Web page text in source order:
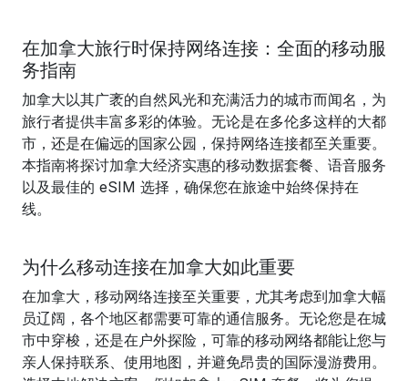
在加拿大旅行时保持网络连接：全面的移动服
务指南
加拿大以其广袤的自然风光和充满活力的城市而闻名，为
旅行者提供丰富多彩的体验。无论是在多伦多这样的大都
市，还是在偏远的国家公园，保持网络连接都至关重要。
本指南将探讨加拿大经济实惠的移动数据套餐、语音服务
以及最佳的 eSIM 选择，确保您在旅途中始终保持在
线。
为什么移动连接在加拿大如此重要
在加拿大，移动网络连接至关重要，尤其考虑到加拿大幅
员辽阔，各个地区都需要可靠的通信服务。无论您是在城
市中穿梭，还是在户外探险，可靠的移动网络都能让您与
亲人保持联系、使用地图，并避免昂贵的国际漫游费用。